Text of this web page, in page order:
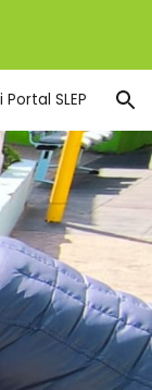
Portal SLEP